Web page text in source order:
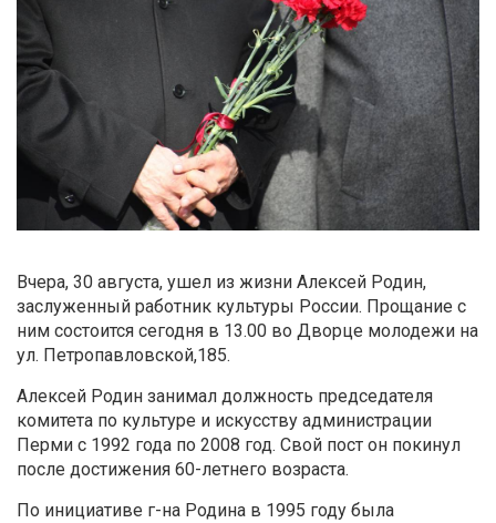
Вчера, 30 августа, ушел из жизни Алексей Родин,
заслуженный работник культуры России. Прощание с
ним состоится сегодня в 13.00 во Дворце молодежи на
ул. Петропавловской,185.
Алексей Родин занимал должность председателя
комитета по культуре и искусству администрации
Перми с 1992 года по 2008 год. Свой пост он покинул
после достижения 60-летнего возраста.
По инициативе г-на Родина в 1995 году была